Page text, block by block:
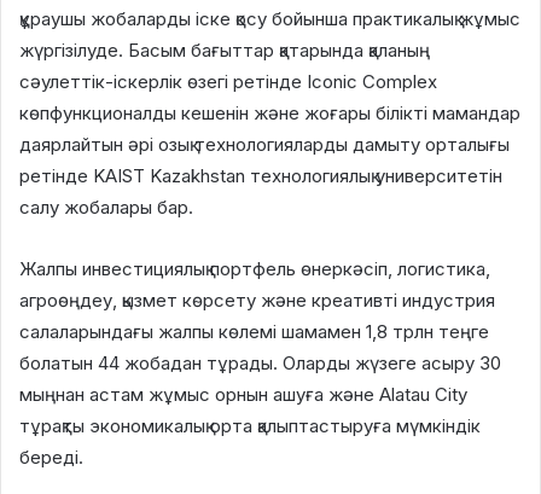
құраушы жобаларды іске қосу бойынша практикалық жұмыс
жүргізілуде. Басым бағыттар қатарында қаланың
сәулеттік-іскерлік өзегі ретінде Iconic Complex
көпфункционалды кешенін және жоғары білікті мамандар
даярлайтын әрі озық технологияларды дамыту орталығы
ретінде KAIST Kazakhstan технологиялық университетін
салу жобалары бар.
Жалпы инвестициялық портфель өнеркәсіп, логистика,
агроөңдеу, қызмет көрсету және креативті индустрия
салаларындағы жалпы көлемі шамамен 1,8 трлн теңге
болатын 44 жобадан тұрады. Оларды жүзеге асыру 30
мыңнан астам жұмыс орнын ашуға және Alatau City
тұрақты экономикалық орта қалыптастыруға мүмкіндік
береді.